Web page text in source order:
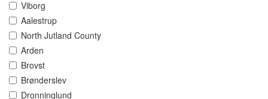
Viborg
Aalestrup
North Jutland County
Arden
Brovst
Brønderslev
Dronninglund